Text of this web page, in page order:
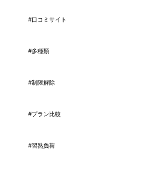
#口コミサイト
#多種類
#制限解除
#プラン比較
#習熟負荷